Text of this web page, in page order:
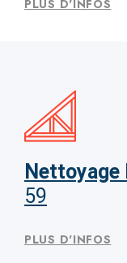
PLUS D'INFOS
Nettoyage
59
PLUS D'INFOS